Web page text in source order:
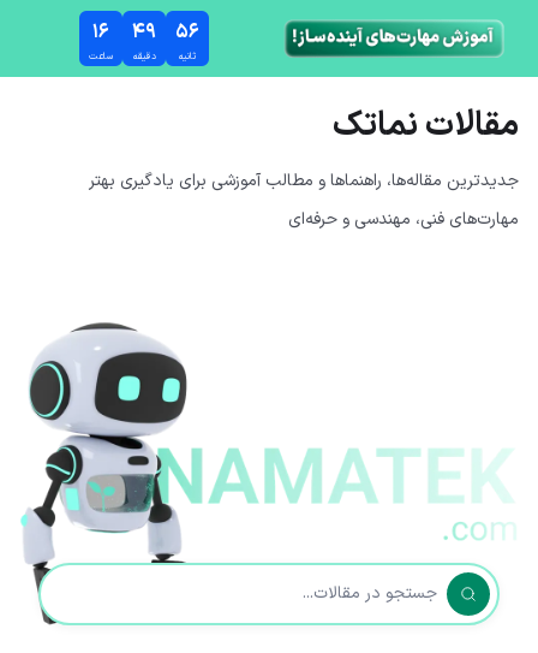
پرش به محتوای اصلی
۱۶
ساعت
۴۹
دقیقه
۵۵
ثانیه
مقالات نماتک
جدیدترین مقاله‌ها، راهنماها و مطالب آموزشی برای یادگیری بهتر
مهارت‌های فنی، مهندسی و حرفه‌ای